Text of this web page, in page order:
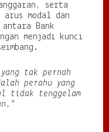
serta
arus modal dan
Bank
menjadi kunci
tak pernah
perahu yang
tidak tenggelam